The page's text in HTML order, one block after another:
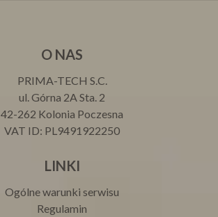
O NAS
PRIMA-TECH S.C.
ul. Górna 2A Sta. 2
42-262 Kolonia Poczesna
VAT ID: PL9491922250
LINKI
Ogólne warunki serwisu
Regulamin